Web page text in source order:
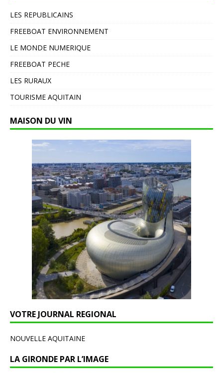
LES REPUBLICAINS
FREEBOAT ENVIRONNEMENT
LE MONDE NUMERIQUE
FREEBOAT PECHE
LES RURAUX
TOURISME AQUITAIN
MAISON DU VIN
VOTRE JOURNAL REGIONAL
NOUVELLE AQUITAINE
LA GIRONDE PAR L’IMAGE